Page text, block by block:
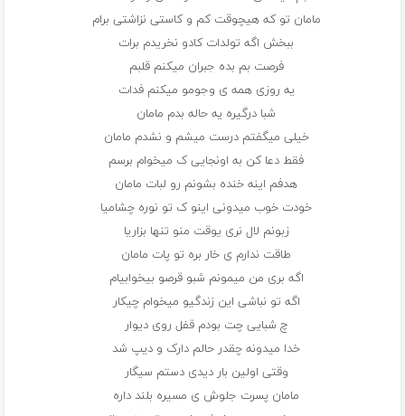
مامان تو که هیچوقت کم و کاستی نزاشتی برام
ببخش اگه تولدات کادو نخریدم برات
فرصت بم بده جبران میکنم قلبم
یه روزی همه ی وجومو میکنم فدات
شبا درگیره یه حاله بدم مامان
خیلی میگفتم درست میشم و نشدم مامان
فقط دعا کن به اونجایی ک میخوام برسم
هدفم اینه خنده بشونم رو لبات مامان
خودت خوب میدونی اینو ک‌ تو نوره چشامیا
زبونم لال نری یوقت منو تنها بزاریا
طاقت ندارم ی خار بره تو پات مامان
اگه بری من میمونم شبو‌ قرصو بیخوابیام
اگه تو نباشی این زندگیو میخوام چیکار
چ شبایی چت بودم قفل روی دیوار
خدا میدونه چقدر حالم دارک و دیپ شد
وقتی اولین بار دیدی دستم سیگار
مامان پسرت جلوش ی مسیره بلند داره